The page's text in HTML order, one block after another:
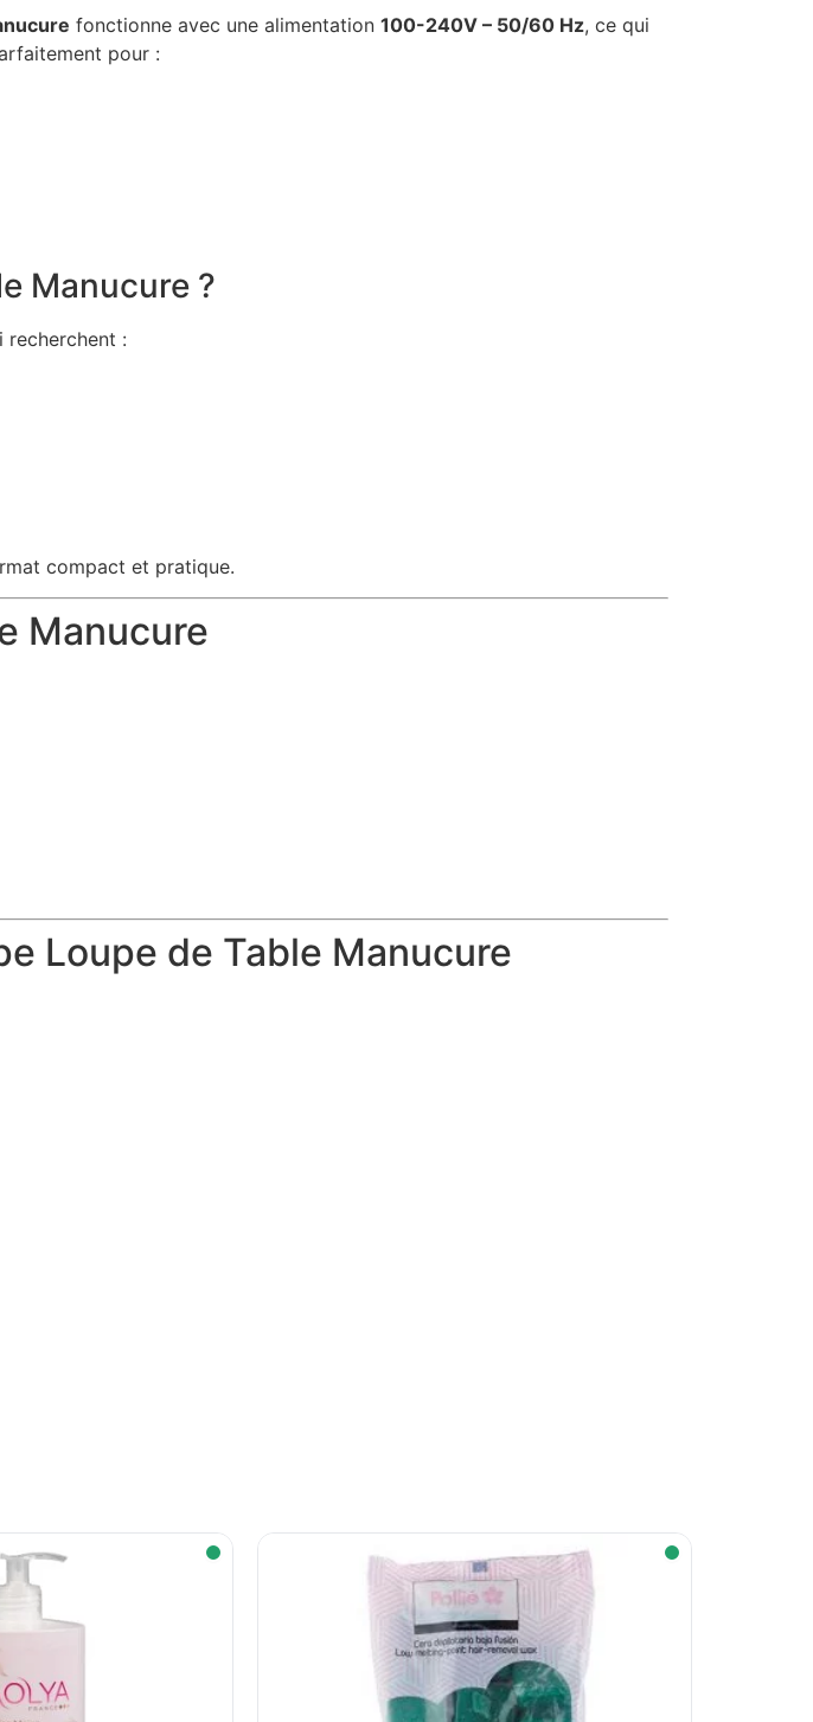
fonctionne avec une alimentation 100-240V – 50/60 Hz, ce qui
pour :
Manucure ?
recherchent :
compact et pratique.
Manucure
Loupe de Table Manucure